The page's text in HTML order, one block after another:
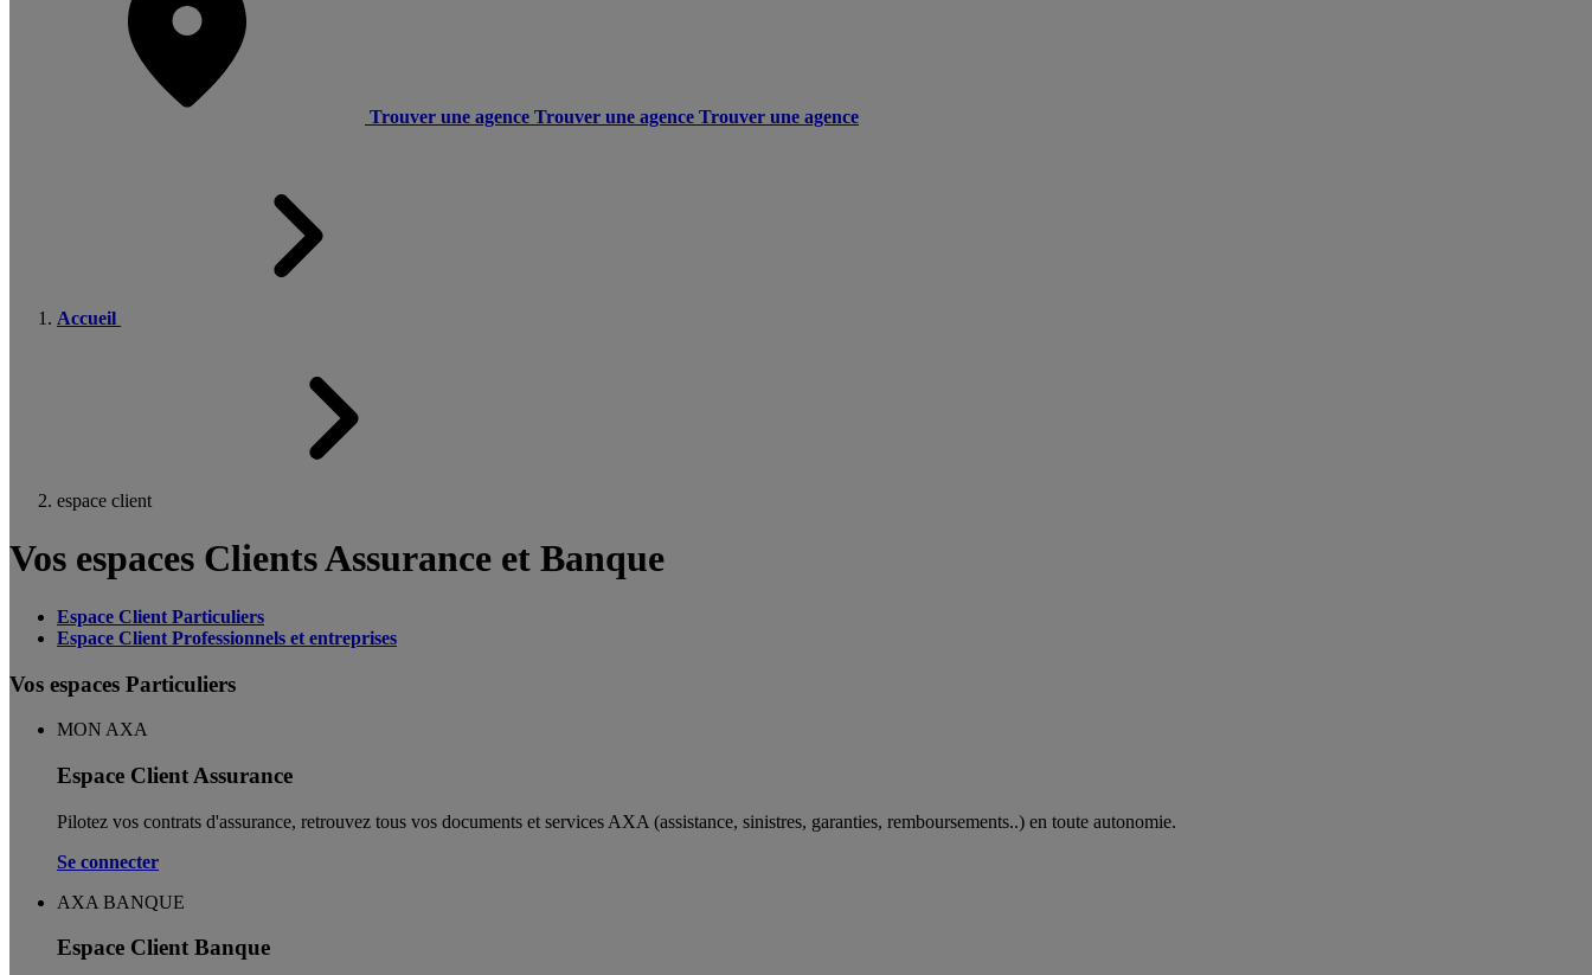
Trouver une agence Trouver une agence Trouver une agence
Accueil
espace client
Vos espaces Clients Assurance et Banque
Espace Client Particuliers
Espace Client Professionnels et entreprises
Vos espaces Particuliers
MON AXA
Espace Client Assurance
Pilotez vos contrats d'assurance, retrouvez tous vos documents et services AXA (assistance, sinistres, garanties, remboursements..) en toute autonomie. ​
Se connecter
AXA BANQUE
Espace Client Banque